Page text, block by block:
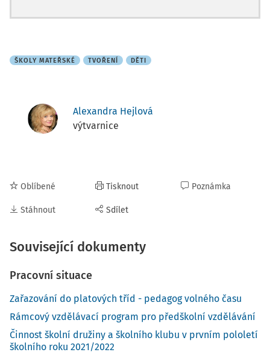
ŠKOLY MATEŘSKÉ TVOŘENÍ DĚTI
Alexandra Hejlová
výtvarnice
Oblíbené
Stáhnout
Tisknout
Sdílet
Poznámka
Související dokumenty
Pracovní situace
Zařazování do platových tříd - pedagog volného času
Rámcový vzdělávací program pro předškolní vzdělávání
Činnost školní družiny a školního klubu v prvním pololetí
školního roku 2021/2022